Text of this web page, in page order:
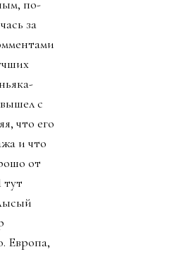
по-
за
с
что его
и что
от
тут
Европа,